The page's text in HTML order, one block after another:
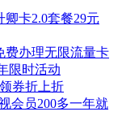
卡2.0套餐29元
费办理无限流量卡
限时活动
券折上折
会员200多一年就